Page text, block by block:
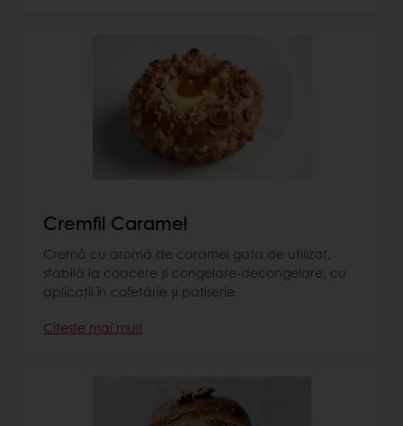
Cremfil Caramel
Cremă cu aromă de caramel gata de utilizat,
stabilă la coacere şi congelare-decongelare, cu
aplicaţii în cofetărie şi patiserie
Citește mai mult